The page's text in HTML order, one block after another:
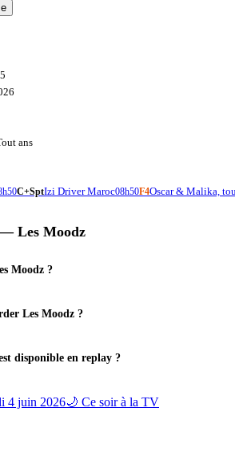
ans
C+SptIzi Driver Maroc08h50F4Oscar & Malika,
— Les Moodz
Moodz ?
Les Moodz ?
disponible en replay ?
4 juin 2026🌙 Ce soir à la TV